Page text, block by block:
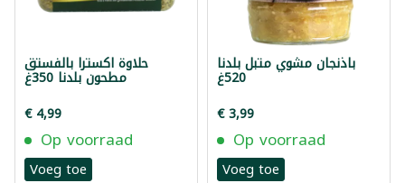
حلاوة اكسترا بالفستق
مطحون بلدنا 350غ
€ 4,99
Op voorraad
Voeg toe
باذنجان مشوي متبل بلدنا
520غ
€ 3,99
Op voorraad
Voeg toe